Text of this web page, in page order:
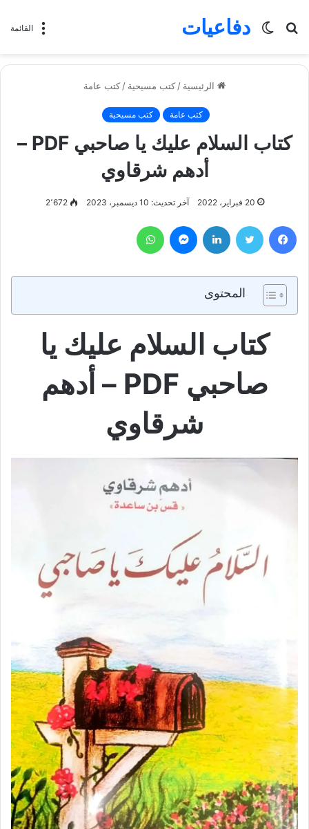
القائمة دفاعيات
بحث
الوضع
الرئيسية / كتب مسيحية / كتب عامة
كتب عامة كتب مسيحية
كتاب السلام عليك يا صاحبي PDF –
أدهم شرقاوي
20 فبراير، 2022 آخر تحديث: 10 ديسمبر، 2023 2٬672
فيسبوك تويتر لينكدإن ماسنجر
المحتوى
كتاب السلام عليك يا
صاحبي PDF – أدهم
شرقاوي